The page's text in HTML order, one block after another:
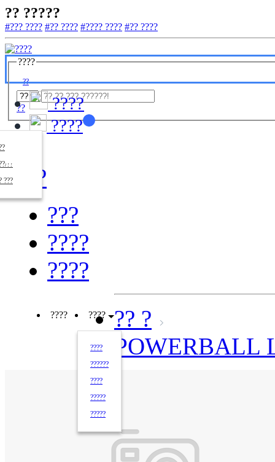
?? ?????
#??? ???? #?? ???? #???? ???? #?? ????
????
??
?? ????
??
???
????
????
???
????
????
???? ????
????
??????
????
?????
?????
?? ?
POWERBALL